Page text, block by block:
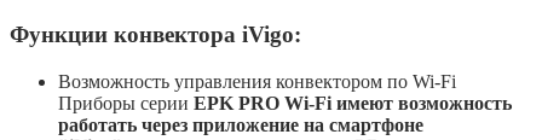
Функции конвектора iVigo:
Возможность управления конвектором по Wi-Fi
Приборы серии EPK PRO Wi-Fi имеют возможность
работать через приложение на смартфоне